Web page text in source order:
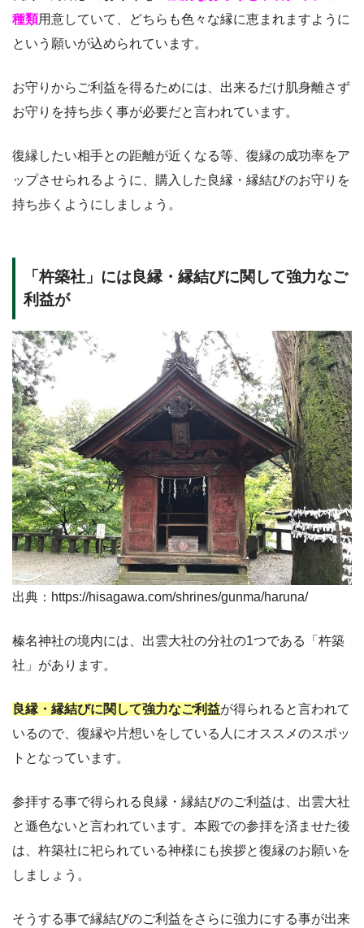
種類用意していて、どちらも色々な縁に恵まれますように
という願いが込められています。
お守りからご利益を得るためには、出来るだけ肌身離さず
お守りを持ち歩く事が必要だと言われています。
復縁したい相手との距離が近くなる等、復縁の成功率をア
ップさせられるように、購入した良縁・縁結びのお守りを
持ち歩くようにしましょう。
「杵築社」には良縁・縁結びに関して強力なご
利益が
出典：https://hisagawa.com/shrines/gunma/haruna/
榛名神社の境内には、出雲大社の分社の1つである「杵築
社」があります。
良縁・縁結びに関して強力なご利益が得られると言われて
いるので、復縁や片想いをしている人にオススメのスポッ
トとなっています。
参拝する事で得られる良縁・縁結びのご利益は、出雲大社
と遜色ないと言われています。本殿での参拝を済ませた後
は、杵築社に祀られている神様にも挨拶と復縁のお願いを
しましょう。
そうする事で縁結びのご利益をさらに強力にする事が出来